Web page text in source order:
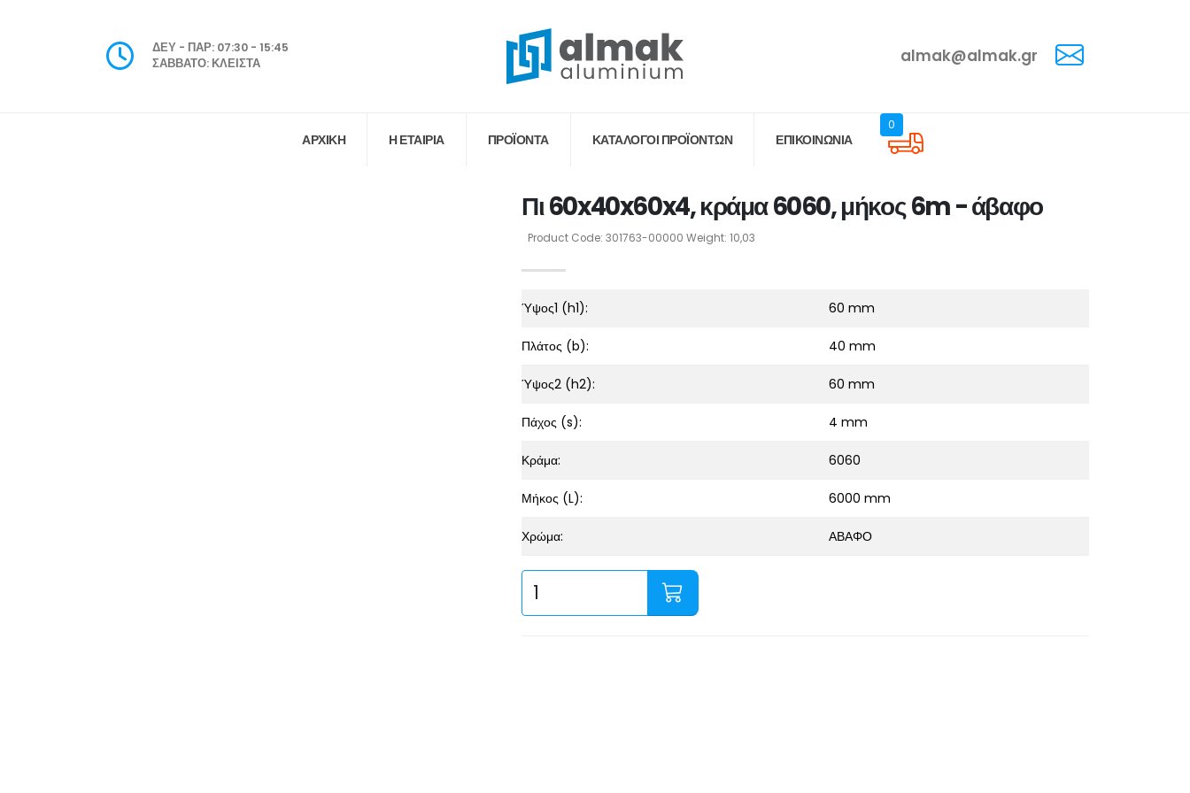
ΔΕΥ - ΠΑΡ: 07:30 - 15:45
ΣΑΒΒΑΤΟ: ΚΛΕΙΣΤΑ
almak@almak.gr
ΑΡΧΙΚΗ Η ΕΤΑΙΡΙΑ ΠΡΟΪΟΝΤΑ ΚΑΤΆΛΟΓΟΙ ΠΡΟΪΌΝΤΩΝ ΕΠΙΚΟΙΝΩΝΙΑ
0
Πι 60x40x60x4, κράμα 6060, μήκος 6m - άβαφο
Product Code: 301763-00000 Weight: 10,03
Ύψος1 (h1): 60 mm
Πλάτος (b): 40 mm
Ύψος2 (h2): 60 mm
Πάχος (s): 4 mm
Κράμα: 6060
Μήκος (L): 6000 mm
Χρώμα: ΑΒΑΦΟ